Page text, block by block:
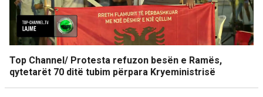
Top Channel/ Protesta refuzon besën e Ramës,
qytetarët 70 ditë tubim përpara Kryeministrisë